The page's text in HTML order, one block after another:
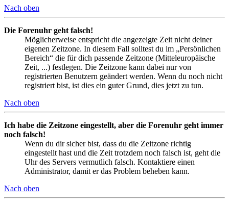
Nach oben
Die Forenuhr geht falsch!
Möglicherweise entspricht die angezeigte Zeit nicht deiner
eigenen Zeitzone. In diesem Fall solltest du im „Persönlichen
Bereich“ die für dich passende Zeitzone (Mitteleuropäische
Zeit, ...) festlegen. Die Zeitzone kann dabei nur von
registrierten Benutzern geändert werden. Wenn du noch nicht
registriert bist, ist dies ein guter Grund, dies jetzt zu tun.
Nach oben
Ich habe die Zeitzone eingestellt, aber die Forenuhr geht immer
noch falsch!
Wenn du dir sicher bist, dass du die Zeitzone richtig
eingestellt hast und die Zeit trotzdem noch falsch ist, geht die
Uhr des Servers vermutlich falsch. Kontaktiere einen
Administrator, damit er das Problem beheben kann.
Nach oben